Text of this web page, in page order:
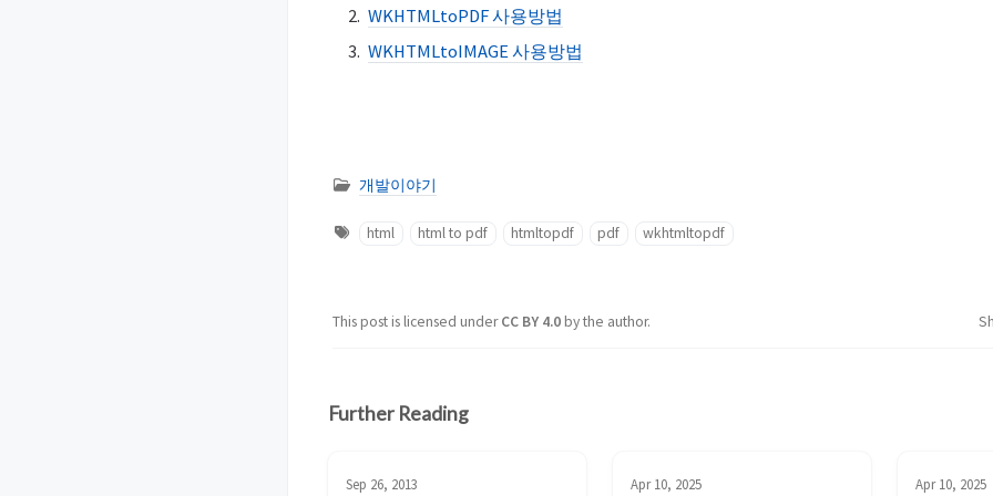
WKHTMLtoPDF 사용방법
WKHTMLtoIMAGE 사용방법
개발이야기
html html to pdf htmltopdf pdf wkhtmltopdf
This post is licensed underCC BY 4.0by the author.
Further Reading
Sep 26, 2013 Apr 10, 2025 Apr 10, 2025